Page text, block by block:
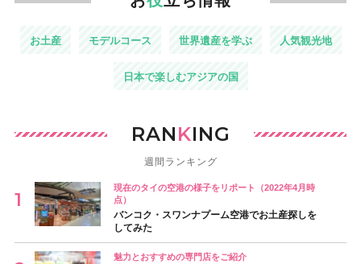
お土産 モデルコース 世界遺産を学ぶ 人気観光地
日本で楽しむアジアの国
RANKING
週間ランキング
現在のタイの空港の様子をリポート（2022年4月時
点）
バンコク・スワンナプーム空港でお土産探しを
してみた
魅力とおすすめの専門店をご紹介